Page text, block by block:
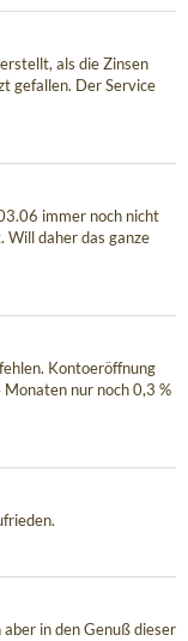
als die Zinsen
gefallen. Der Service
immer noch nicht
Will daher das ganze
Kontoeröffnung
nur noch 0,3 %
in den Genuß dieser